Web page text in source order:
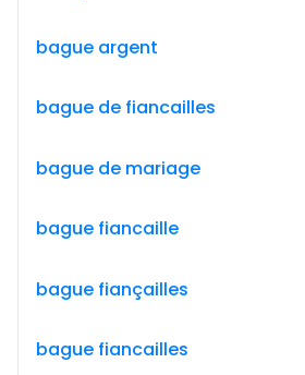
bague argent
bague de fiancailles
bague de mariage
bague fiancaille
bague fiançailles
bague fiancailles